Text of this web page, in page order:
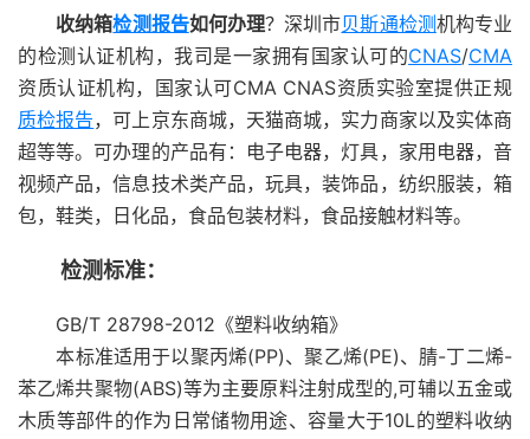
收纳箱检测报告如何办理？深圳市贝斯通检测机构专业
的检测认证机构，我司是一家拥有国家认可的CNAS/CMA
资质认证机构，国家认可CMA CNAS资质实验室提供正规
质检报告，可上京东商城，天猫商城，实力商家以及实体商
超等等。可办理的产品有：电子电器，灯具，家用电器，音
视频产品，信息技术类产品，玩具，装饰品，纺织服装，箱
包，鞋类，日化品，食品包装材料，食品接触材料等。
检测标准：
GB/T 28798-2012《塑料收纳箱》
本标准适用于以聚丙烯(PP)、聚乙烯(PE)、腈-丁二烯-
苯乙烯共聚物(ABS)等为主要原料注射成型的,可辅以五金或
木质等部件的作为日常储物用途、容量大于10L的塑料收纳